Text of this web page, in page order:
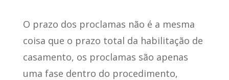
O prazo dos proclamas não é a mesma
coisa que o prazo total da habilitação de
casamento, os proclamas são apenas
uma fase dentro do procedimento,